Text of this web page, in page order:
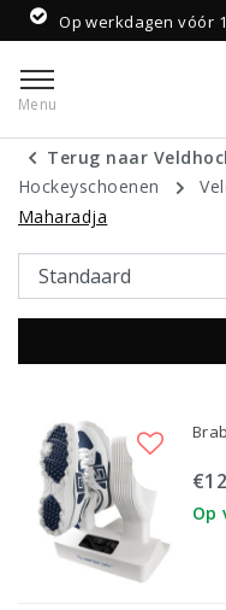
Op werkdagen vóór
Menu
Terug naar
Hockeyschoenen
Maharadja
Op